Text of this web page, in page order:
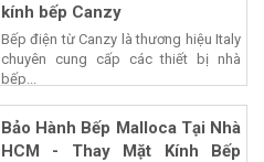
kính bếp Canzy
Bếp điện từ Canzy là thương hiệu Italy
chuyên cung cấp các thiết bị nhà
bếp...
Bảo Hành Bếp Malloca Tại Nhà
HCM - Thay Mặt Kính Bếp